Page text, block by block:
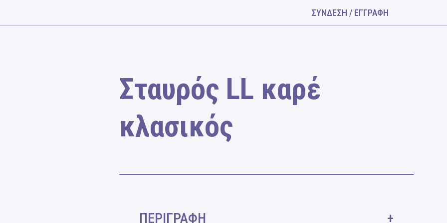
ΣΥΝΔΕΣΗ / ΕΓΓΡΑΦΗ
Σταυρός LL καρέ
κλασικός
ΠΕΡΙΓΡΑΦΗ